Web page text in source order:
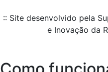
:: Site desenvolvido pela
e Inovação da